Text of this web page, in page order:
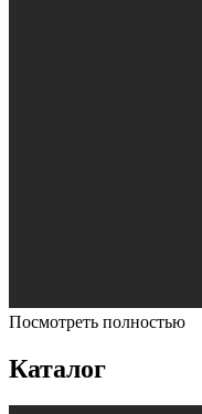
Посмотреть полностью
Каталог